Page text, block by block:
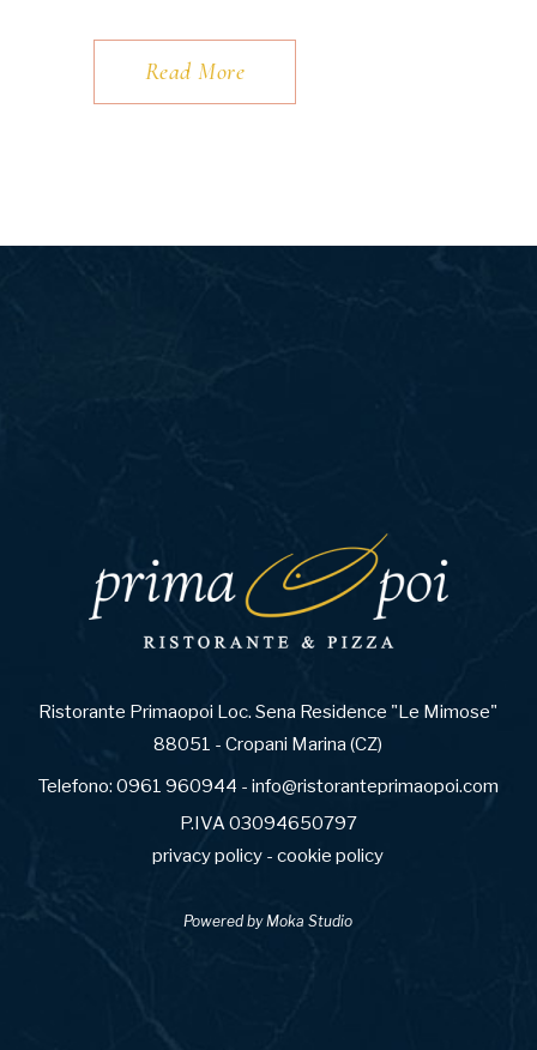
Read More
Ristorante Primaopoi Loc. Sena Residence "Le Mimose"
88051 - Cropani Marina (CZ)
Telefono: 0961 960944 - info@ristoranteprimaopoi.com
P.IVA 03094650797
privacy policy -cookie policy
Powered by Moka Studio